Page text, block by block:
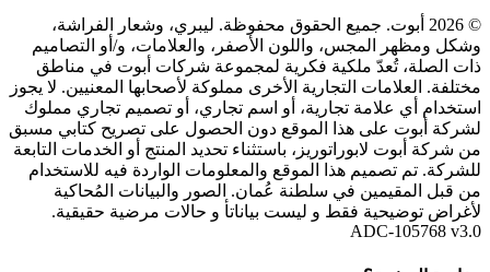
© 2026 أبوت. جميع الحقوق محفوظة. ليبري، وشعار الفراشة،
وشكل ومظهر المجس، واللون الأصفر، والعلامات، و/أو التصاميم
ذات الصلة، تُعدّ ملكية فكرية لمجموعة شركات أبوت في مناطق
مختلفة. العلامات التجارية الأخرى مملوكة لأصحابها المعنيين. لا يجوز
استخدام أي علامة تجارية، أو اسم تجاري، أو تصميم تجاري مملوك
لشركة أبوت على هذا الموقع دون الحصول على تصريح كتابي مسبق
من شركة أبوت لابوراتوريز، باستثناء تحديد المنتج أو الخدمات التابعة
للشركة. تم تصميم هذا الموقع والمعلومات الواردة فيه للاستخدام
من قبل المقيمين في سلطنة عُمان. الصور والبيانات المُحاكية
لأغراض توضيحية فقط و ليست بياناتأ و حالات مرضية حقيقية.
ADC-105768 v3.0